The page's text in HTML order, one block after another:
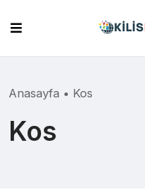
content
Anasayfa • Kos
Kos